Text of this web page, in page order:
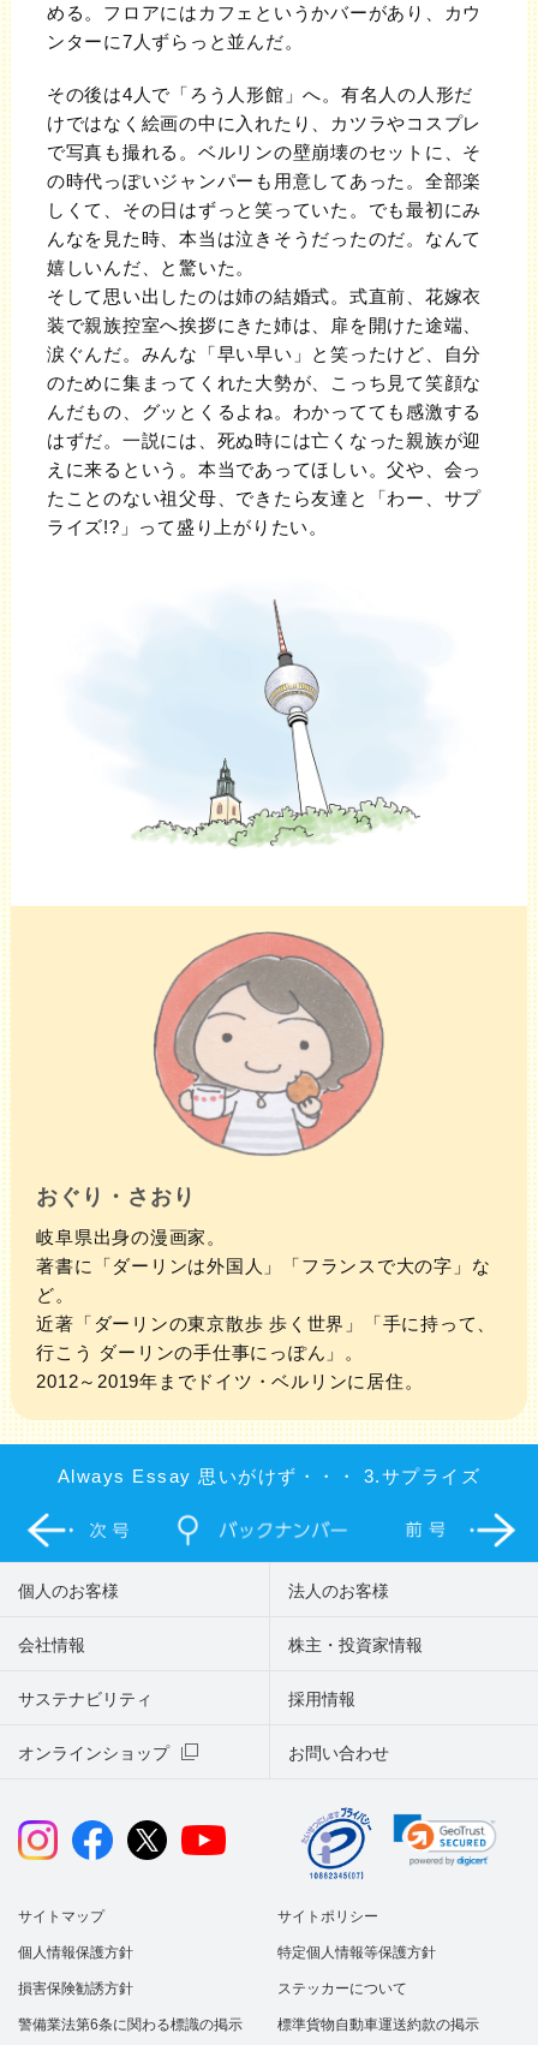
める。フロアにはカフェというかバーがあり、カウ
ンターに7人ずらっと並んだ。
その後は4人で「ろう人形館」へ。有名人の人形だ
けではなく絵画の中に入れたり、カツラやコスプレ
で写真も撮れる。ベルリンの壁崩壊のセットに、そ
の時代っぽいジャンパーも用意してあった。全部楽
しくて、その日はずっと笑っていた。でも最初にみ
んなを見た時、本当は泣きそうだったのだ。なんて
嬉しいんだ、と驚いた。
そして思い出したのは姉の結婚式。式直前、花嫁衣
装で親族控室へ挨拶にきた姉は、扉を開けた途端、
涙ぐんだ。みんな「早い早い」と笑ったけど、自分
のために集まってくれた大勢が、こっち見て笑顔な
んだもの、グッとくるよね。わかってても感激する
はずだ。一説には、死ぬ時には亡くなった親族が迎
えに来るという。本当であってほしい。父や、会っ
たことのない祖父母、できたら友達と「わー、サプ
ライズ!?」って盛り上がりたい。
おぐり・さおり
岐阜県出身の漫画家。
著書に「ダーリンは外国人」「フランスで大の字」な
ど。
近著「ダーリンの東京散歩 歩く世界」「手に持って、
行こう ダーリンの手仕事にっぽん」。
2012～2019年までドイツ・ベルリンに居住。
Always Essay 思いがけず・・・ 3.サプライズ
個人のお客様 法人のお客様
会社情報 株主・投資家情報
サステナビリティ
オンラインショップ お問い合わせ
採用情報
サイトマップ サイトポリシー
個人情報保護方針 特定個人情報等保護方針
損害保険勧誘方針 ステッカーについて
警備業法第6条に関わる標識の掲示 標準貨物自動車運送約款の掲示